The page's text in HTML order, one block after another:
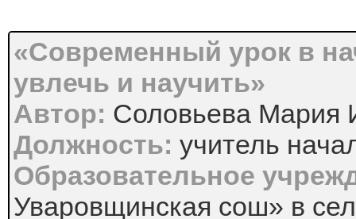
«Современный урок в
увлечь и научить»
Автор: Соловьева Мария
Должность: учитель
Образовательное
Уваровщинская сош» в